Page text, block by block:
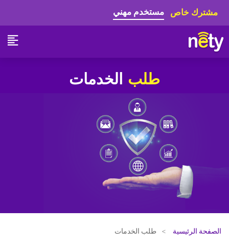
مشترك خاص مستخدم مهني
طلب الخدمات
الصفحة الرئيسية طلب الخدمات